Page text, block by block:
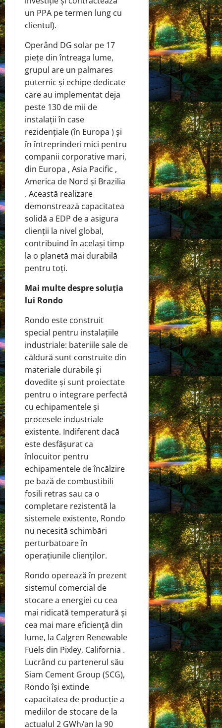
un PPA pe termen lung cu
clientul).
Operând DG solar pe 17
piețe din întreaga lume,
grupul are un palmares
puternic și echipe dedicate
care au implementat deja
peste 130 de mii de
instalații în case
rezidențiale (în Europa ) și
în întreprinderi mici pentru
companii corporative mari,
din Europa , Asia Pacific ,
America de Nord și Brazilia
. Această realizare
demonstrează capacitatea
solidă a EDP de a asigura
clienții la nivel global,
contribuind în același timp
la o planetă mai durabilă
pentru toți.
Mai multe despre soluția
lui Rondo
Rondo este construit
special pentru instalațiile
industriale: bateriile sale de
căldură sunt construite din
materiale durabile și
dovedite și sunt proiectate
pentru o integrare perfectă
cu echipamentele și
procesele industriale
existente. Indiferent dacă
este desfășurat ca
înlocuitor pentru
echipamentele de încălzire
pe bază de combustibili
fosili retras sau ca o
completare rezistentă la
sistemele existente, Rondo
nu necesită schimbări
perturbatoare în
operațiunile clienților.
Rondo operează în prezent
sistemul comercial de
stocare a energiei cu cea
mai ridicată temperatură și
cea mai mare eficiență din
lume, la Calgren Renewable
Fuels din Pixley, California .
Lucrând cu partenerul său
Siam Cement Group (SCG),
Rondo își extinde
capacitatea de producție a
mediilor de stocare de la
actualul 2 GWh/an la 90